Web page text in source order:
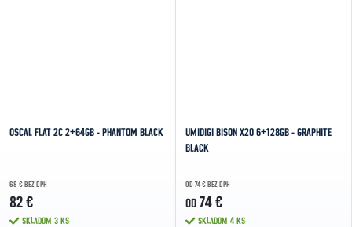
OSCAL FLAT 2C 2+64GB - PHANTOM BLACK
68 € BEZ DPH
82 €
SKLADOM 3 KS
UMIDIGI BISON X20 6+128GB - GRAPHITE
BLACK
OD 74 € BEZ DPH
OD 74 €
SKLADOM 4 KS